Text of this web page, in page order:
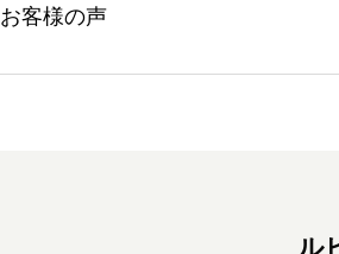
お客様の声
ル